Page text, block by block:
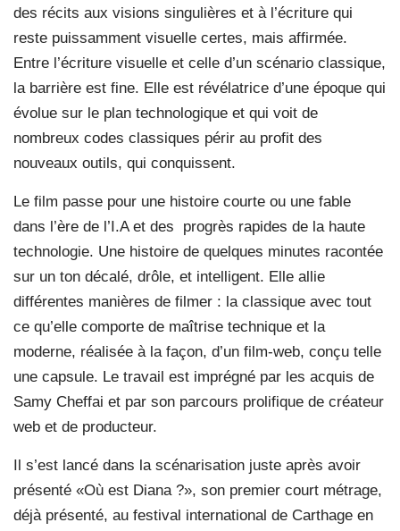
des récits aux visions singulières et à l’écriture qui
reste puissamment visuelle certes, mais affirmée.
Entre l’écriture visuelle et celle d’un scénario classique,
la barrière est fine. Elle est révélatrice d’une époque qui
évolue sur le plan technologique et qui voit de
nombreux codes classiques périr au profit des
nouveaux outils, qui conquissent.
Le film passe pour une histoire courte ou une fable
dans l’ère de l’I.A et des
progrès rapides de la haute
technologie. Une histoire de quelques minutes racontée
sur un ton décalé, drôle, et intelligent. Elle allie
différentes manières de filmer : la classique avec tout
ce qu’elle comporte de maîtrise technique et la
moderne, réalisée à la façon, d’un film-web, conçu telle
une capsule. Le travail est imprégné par les acquis de
Samy Cheffai et par son parcours prolifique de créateur
web et de producteur.
Il s’est lancé dans la scénarisation juste après avoir
présenté «Où est Diana ?», son premier court métrage,
déjà présenté, au festival international de Carthage en